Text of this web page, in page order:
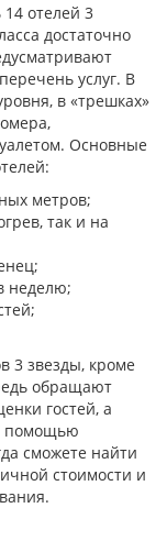
отелей 3
достаточно
услуг. В
в «трешках»
Основные
метров;
так и на
неделю;
3 звезды, кроме
обращают
гостей, а
помощью
сможете найти
стоимости и